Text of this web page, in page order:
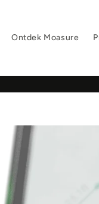
Ontdek Moasure